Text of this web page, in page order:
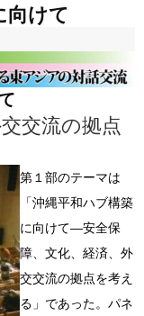
向けて
交流の拠点
第１部のテーマは
「沖縄平和ハブ構築
に向けて―安全保
障、文化、経済、外
交交流の拠点を考え
る」であった。パネ